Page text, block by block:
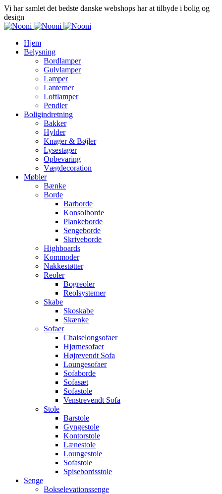
Vi har samlet det bedste danske webshops har at tilbyde i bolig og
design
Hjem
Belysning
Bordlamper
Gulvlamper
Lamper
Lanterner
Loftlamper
Pendler
Boligindretning
Bakker
Hylder
Knager & Bøjler
Lysestager
Opbevaring
Vægdecoration
Møbler
Bænke
Borde
Barborde
Konsolborde
Plankeborde
Sengeborde
Skriveborde
Highboards
Kommoder
Nakkestøtter
Reoler
Bogreoler
Reolsystemer
Skabe
Skoskabe
Skænke
Sofaer
Chaiselongsofaer
Hjørnesofaer
Højrevendt Sofa
Loungesofaer
Sofaborde
Sofasæt
Sofastole
Venstrevendt Sofa
Stole
Barstole
Gyngestole
Kontorstole
Lænestole
Loungestole
Sofastole
Spisebordsstole
Senge
Bokselevationssenge